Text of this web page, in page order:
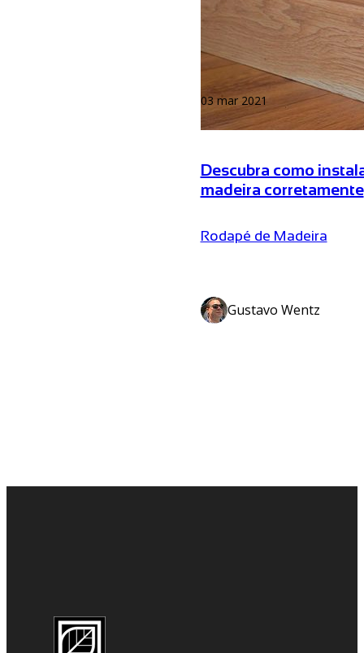
03 mar 2021
Descubra como
madeira corretamente
Rodapé de Madeira
Gustavo Wentz